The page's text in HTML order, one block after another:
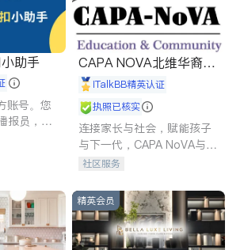
助手
账号。您
报员，精
CAPA NOVA北维华裔家
长会iTalkBB精英认证
执照已核实
连接家长与社会，赋能孩子
与下一代，CAPA NoVA与您
携手建设包容、公平、充满
社区服务
精英会员